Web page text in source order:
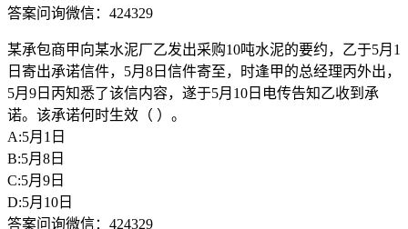
答案问询微信：424329
某承包商甲向某水泥厂乙发出采购10吨水泥的要约，乙于5月1
日寄出承诺信件，5月8日信件寄至，时逢甲的总经理丙外出，
5月9日丙知悉了该信内容，遂于5月10日电传告知乙收到承
诺。该承诺何时生效（ ）。
A:5月1日
B:5月8日
C:5月9日
D:5月10日
答案问询微信：424329